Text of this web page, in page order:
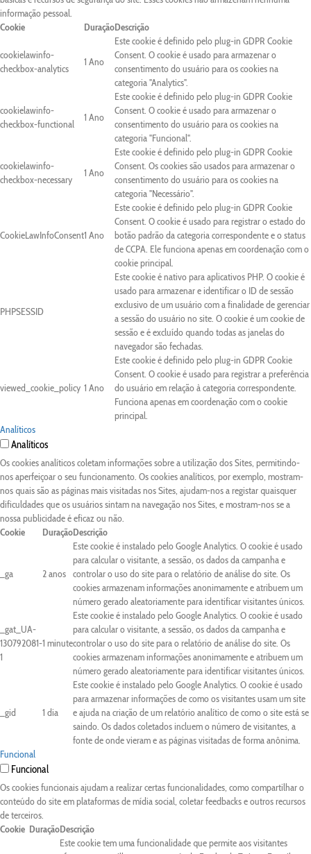
informação pessoal.
Cookie
DuraçãoDescrição
cookielawinfo-
checkbox-analytics
1 Ano
Este cookie é definido pelo plug-in GDPR Cookie
Consent. O cookie é usado para armazenar o
consentimento do usuário para os cookies na
categoria "Analytics".
cookielawinfo-
checkbox-functional
1 Ano
Este cookie é definido pelo plug-in GDPR Cookie
Consent. O cookie é usado para armazenar o
consentimento do usuário para os cookies na
categoria "Funcional".
cookielawinfo-
checkbox-necessary
1 Ano
Este cookie é definido pelo plug-in GDPR Cookie
Consent. Os cookies são usados para armazenar o
consentimento do usuário para os cookies na
categoria "Necessário".
CookieLawInfoConsent1 Ano
Este cookie é definido pelo plug-in GDPR Cookie
Consent. O cookie é usado para registrar o estado do
botão padrão da categoria correspondente e o status
de CCPA. Ele funciona apenas em coordenação com o
cookie principal.
PHPSESSID
Este cookie é nativo para aplicativos PHP. O cookie é
usado para armazenar e identificar o ID de sessão
exclusivo de um usuário com a finalidade de gerenciar
a sessão do usuário no site. O cookie é um cookie de
sessão e é excluído quando todas as janelas do
navegador são fechadas.
viewed_cookie_policy 1 Ano
Este cookie é definido pelo plug-in GDPR Cookie
Consent. O cookie é usado para registrar a preferência
do usuário em relação à categoria correspondente.
Funciona apenas em coordenação com o cookie
principal.
Analíticos
Analíticos
Os cookies analíticos coletam informações sobre a utilização dos Sites, permitindo-
nos aperfeiçoar o seu funcionamento. Os cookies analíticos, por exemplo, mostram-
nos quais são as páginas mais visitadas nos Sites, ajudam-nos a registar quaisquer
dificuldades que os usuários sintam na navegação nos Sites, e mostram-nos se a
nossa publicidade é eficaz ou não.
Cookie
DuraçãoDescrição
_ga 2 anos
Este cookie é instalado pelo Google Analytics. O cookie é usado
para calcular o visitante, a sessão, os dados da campanha e
controlar o uso do site para o relatório de análise do site. Os
cookies armazenam informações anonimamente e atribuem um
número gerado aleatoriamente para identificar visitantes únicos.
_gat_UA-
130792081-
1
1 minute
Este cookie é instalado pelo Google Analytics. O cookie é usado
para calcular o visitante, a sessão, os dados da campanha e
controlar o uso do site para o relatório de análise do site. Os
cookies armazenam informações anonimamente e atribuem um
número gerado aleatoriamente para identificar visitantes únicos.
_gid 1 dia
Este cookie é instalado pelo Google Analytics. O cookie é usado
para armazenar informações de como os visitantes usam um site
e ajuda na criação de um relatório analítico de como o site está se
saindo. Os dados coletados incluem o número de visitantes, a
fonte de onde vieram e as páginas visitadas de forma anônima.
Funcional
Funcional
Os cookies funcionais ajudam a realizar certas funcionalidades, como compartilhar o
conteúdo do site em plataformas de mídia social, coletar feedbacks e outros recursos
de terceiros.
Cookie DuraçãoDescrição
Este cookie tem uma funcionalidade que permite aos visitantes